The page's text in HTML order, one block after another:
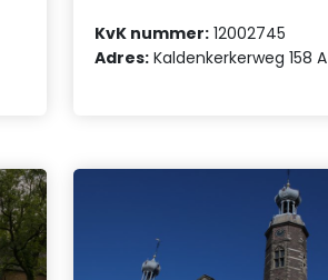
KvK nummer: 12002745
Adres: Kaldenkerkerweg 158 A